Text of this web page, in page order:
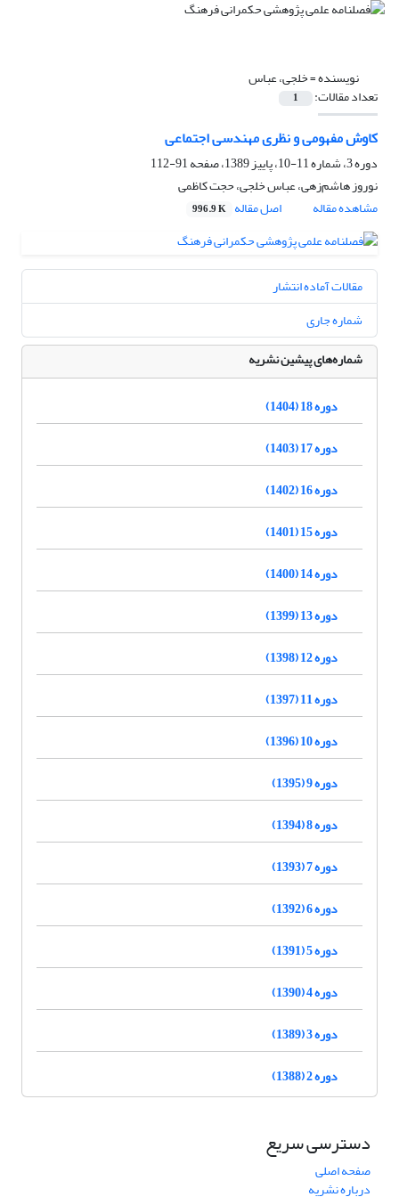
نویسنده =خلجی، عباس
تعداد مقالات: 1
کاوش مفهومی و نظری مهندسی اجتماعی
دوره 3، شماره 11-10، پاییز 1389، صفحه
91-112
نوروز هاشم‌زهی، عباس خلجی، حجت کاظمی
مشاهده مقاله
اصل مقاله 996.9 K
مقالات آماده انتشار
شماره جاری
شماره‌های پیشین نشریه
دوره 18 (1404)
دوره 17 (1403)
دوره 16 (1402)
دوره 15 (1401)
دوره 14 (1400)
دوره 13 (1399)
دوره 12 (1398)
دوره 11 (1397)
دوره 10 (1396)
دوره 9 (1395)
دوره 8 (1394)
دوره 7 (1393)
دوره 6 (1392)
دوره 5 (1391)
دوره 4 (1390)
دوره 3 (1389)
دوره 2 (1388)
دسترسی سریع
صفحه اصلی
درباره نشریه